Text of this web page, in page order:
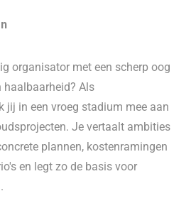
organisator met een scherp oog
haalbaarheid? Als
jij in een vroeg stadium mee aan
Je vertaalt ambities
plannen, kostenramingen
en legt zo de basis voor